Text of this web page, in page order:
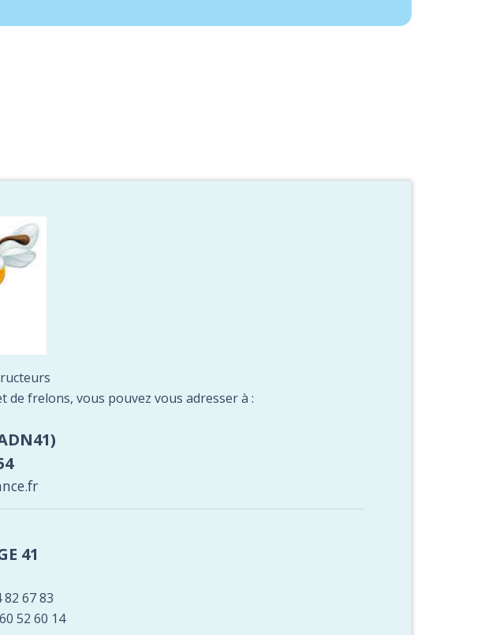
frelons, vous pouvez vous adresser à :
41
67 83
52 60 14